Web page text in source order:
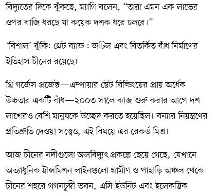
বিদ্যুতের দিকে ঝুঁকছে, ম্যাগি বলেন, “তারা এমন এক লাভের
ওপর বাজি ধরছে যা কয়েক দশক ধরে চলবে।”
‘বিশাল’ ঝুঁকি: গ্রেট ব্যান্ড : জটিল এবং বিতর্কিত বাঁধ নির্মাণের
ইতিহাস চীনের রয়েছে।
থ্রি গর্জেস প্রজেক্ট—এম্পায়ার স্টেট বিল্ডিংয়ের প্রায় অর্ধেক
উচ্চতার একটি বাঁধ—২০০৩ সালে কাজ শুরু করার আগে দশ
লাখেরও বেশি মানুষকে উচ্ছেদ করতে হয়েছিল। বন্যার নিয়ন্ত্রণের
প্রতিশ্রুতি দেওয়া সত্ত্বেও, এই বিষয়ে এর রেকর্ড মিশ্র।
আজ চীনের নদীগুলো জলবিদ্যুৎ প্রকল্পে ছেয়ে গেছে, যেখানে
অত্যাধুনিক ট্রান্সমিশন লাইনগুলো গ্রামীণ ও পাহাড়ি অঞ্চল থেকে
চীনের শহুরে গগনচুম্বী ভবন, এসি ইউনিট এবং ইলেকট্রিক